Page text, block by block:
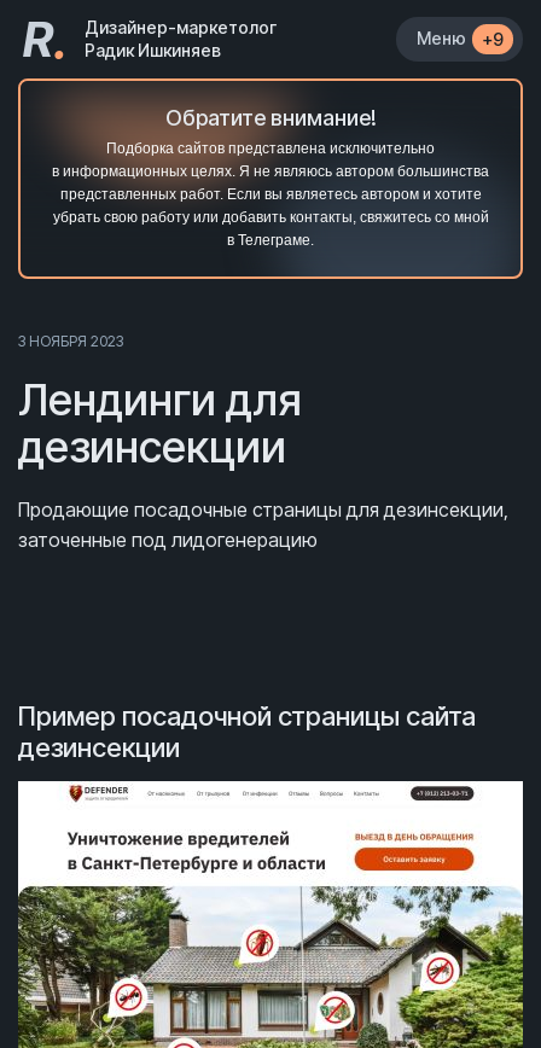
R.
Дизайнер-маркетолог
Радик Ишкиняев
Меню +9
Обратите внимание!
Подборка сайтов представлена исключительно
в информационных целях. Я не являюсь автором большинства
представленных работ. Если вы являетесь автором и хотите
убрать свою работу или добавить контакты, свяжитесь со мной
в Телеграме.
3 НОЯБРЯ 2023
Лендинги для
дезинсекции
Продающие посадочные страницы для дезинсекции,
заточенные под лидогенерацию
Пример посадочной страницы сайта
дезинсекции